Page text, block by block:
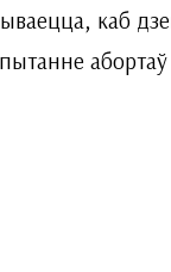
каб